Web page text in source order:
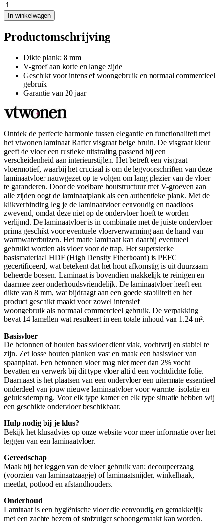
In winkelwagen
Productomschrijving
Dikte plank: 8 mm
V-groef aan korte en lange zijde
Geschikt voor intensief woongebruik en normaal commercieel
gebruik
Garantie van 20 jaar
Ontdek de perfecte harmonie tussen elegantie en functionaliteit met
het vtwonen laminaat Rafter visgraat beige bruin. De visgraat kleur
geeft de vloer een rustieke uitstraling passend bij een
verscheidenheid aan interieurstijlen. Het betreft een visgraat
vloermotief, waarbij het cruciaal is om de legvoorschriften van deze
laminaatvloer nauwgezet op te volgen om lang plezier van de vloer
te garanderen. Door de voelbare houtstructuur met V-groeven aan
alle zijden oogt de laminaatplank als een authentieke plank. Met de
klikverbinding leg je de laminaatvloer eenvoudig en naadloos
zwevend, omdat deze niet op de ondervloer hoeft te worden
verlijmd. De laminaatvloer is in combinatie met de juiste ondervloer
prima geschikt voor eventuele vloerverwarming aan de hand van
warmwaterbuizen. Het matte laminaat kan daarbij eventueel
gebruikt worden als vloer voor de trap. Het supersterke
basismateriaal HDF (High Density Fiberboard) is PEFC
gecertificeerd, wat betekent dat het hout afkomstig is uit duurzaam
beheerde bossen. Laminaat is bovendien makkelijk te reinigen en
daarmee zeer onderhoudsvriendelijk. De laminaatvloer heeft een
dikte van 8 mm, wat bijdraagt aan een goede stabiliteit en het
product geschikt maakt voor zowel intensief
woongebruik als normaal commercieel gebruik. De verpakking
bevat 14 lamellen wat resulteert in een totale inhoud van 1.24 m².
Basisvloer
De betonnen of houten basisvloer dient vlak, vochtvrij en stabiel te
zijn. Zet losse houten planken vast en maak een basisvloer van
spaanplaat. Een betonnen vloer mag niet meer dan 2% vocht
bevatten en verwerk bij dit type vloer altijd een vochtdichte folie.
Daarnaast is het plaatsen van een ondervloer een uitermate essentieel
onderdeel van jouw nieuwe laminaatvloer voor warmte- isolatie en
geluidsdemping. Voor elk type kamer en elk type situatie hebben wij
een geschikte ondervloer beschikbaar.
Hulp nodig bij je klus?
Bekijk het klusadvies op onze website voor meer informatie over het
leggen van een laminaatvloer.
Gereedschap
Maak bij het leggen van de vloer gebruik van: decoupeerzaag
(voorzien van laminaatzaagje) of laminaatsnijder, winkelhaak,
meetlat, potlood en afstandhouders.
Onderhoud
Laminaat is een hygiënische vloer die eenvoudig en gemakkelijk
met een zachte bezem of stofzuiger schoongemaakt kan worden.